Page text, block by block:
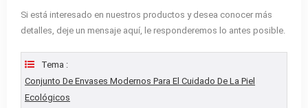
Si está interesado en nuestros productos y desea conocer más
detalles, deje un mensaje aquí, le responderemos lo antes posible.
Tema :
Conjunto De Envases Modernos Para El Cuidado De La Piel
Ecológicos